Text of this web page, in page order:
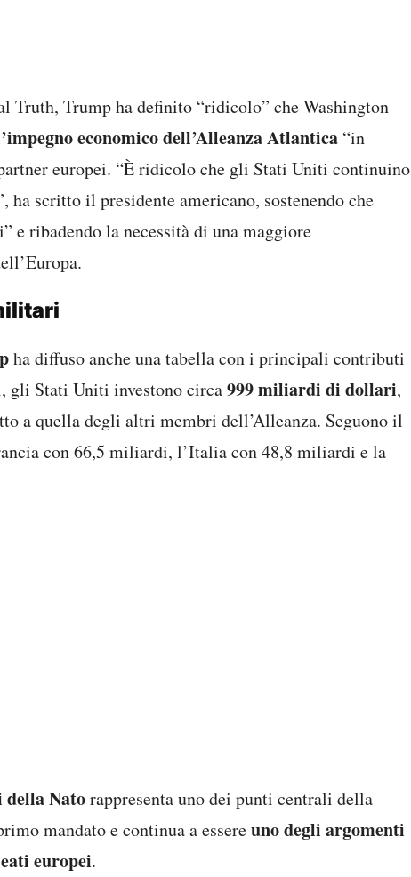
Truth, Trump ha definito “ridicolo” che Washington
economico dell’Alleanza Atlantica “in
europei. “È ridicolo che gli Stati Uniti continuino
ha scritto il presidente americano, sostenendo che
ribadendo la necessità di una maggiore
ha diffuso anche una tabella con i principali contributi
gli Stati Uniti investono circa999 miliardi di dollari,
a quella degli altri membri dell’Alleanza. Seguono il
con 66,5 miliardi, l’Italia con 48,8 miliardi e la
della Natorappresenta uno dei punti centrali della
mandato e continua a essereuno degli argomenti
europei.